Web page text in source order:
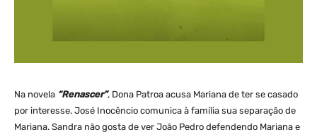
Na novela “Renascer”, Dona Patroa acusa Mariana de ter se casado
por interesse. José Inocêncio comunica à família sua separação de
Mariana. Sandra não gosta de ver João Pedro defendendo Mariana e